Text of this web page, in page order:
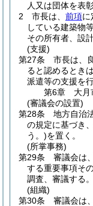
人又は団体を表
2
市長は、 前項に
している建築物
その所有者、設
(支援)
第27条
市長は、
ると認めるとき
派遣等の支援を
第6章
大月
(審議会の設置)
第28条
地方自治
の規定に基づき
う。)を置く。
(所掌事務)
第29条
審議会は
する重要事項そ
調査、審議する。
(組織)
第30条
審議会は